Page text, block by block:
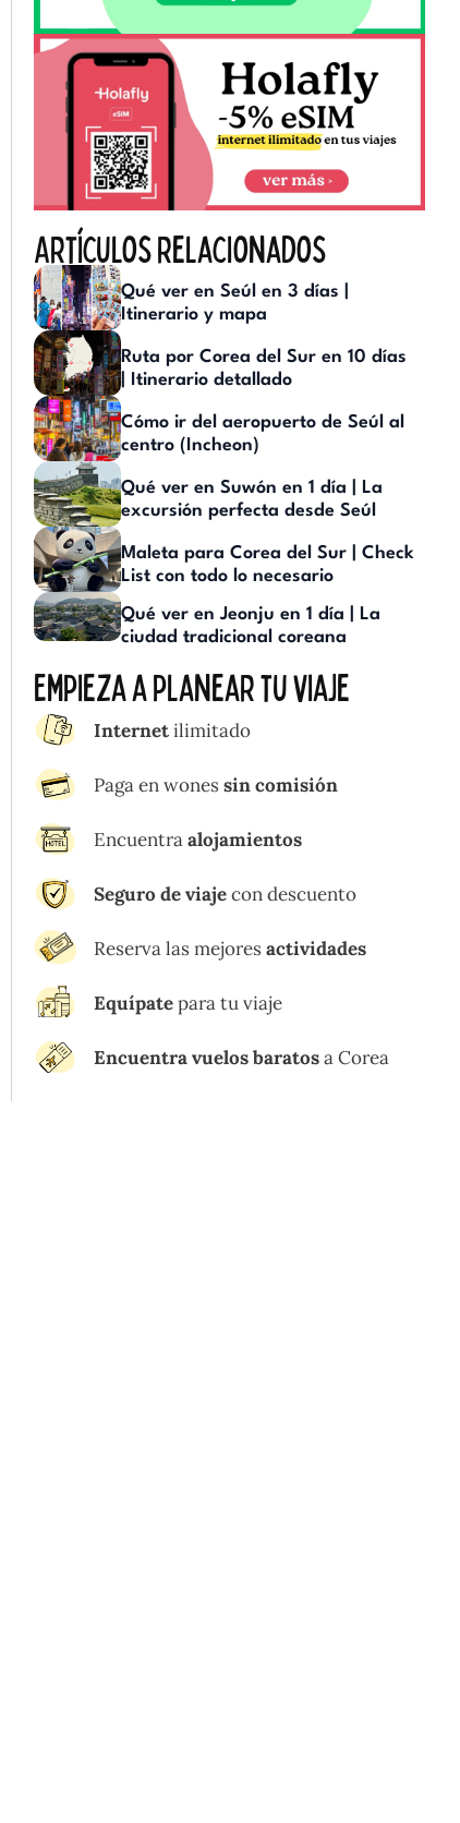
Artículos relacionados
Qué ver en Seúl en 3 días |
Itinerario y mapa
Ruta por Corea del Sur en 10 días
| Itinerario detallado
Cómo ir del aeropuerto de Seúl al
centro (Incheon)
Qué ver en Suwón en 1 día | La
excursión perfecta desde Seúl
Maleta para Corea del Sur | Check
List con todo lo necesario
Qué ver en Jeonju en 1 día | La
ciudad tradicional coreana
Empieza a planear tu viaje
Internetilimitado
Paga en wonessin comisión
Encuentraalojamientos
Seguro de viajecon descuento
Reserva las mejoresactividades
Equípatepara tu viaje
Encuentra vuelos baratosa Corea